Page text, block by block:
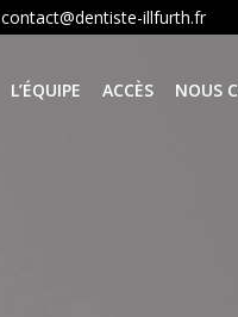
contact@dentiste-illfurth.fr
L’ÉQUIPE ACCÈS NOUS